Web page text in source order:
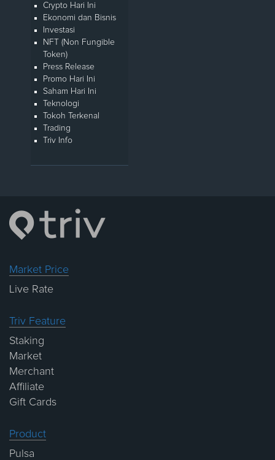
Crypto Hari Ini
Ekonomi dan Bisnis
Investasi
NFT (Non Fungible
Token)
Press Release
Promo Hari Ini
Saham Hari Ini
Teknologi
Tokoh Terkenal
Trading
Triv Info
Market Price
Live Rate
Triv Feature
Staking
Market
Merchant
Affiliate
Gift Cards
Product
Pulsa